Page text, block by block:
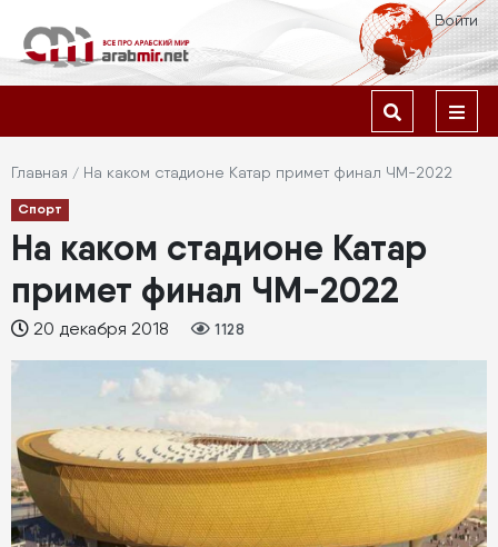
основному
содержанию
Меню
учётной
пользователя
Войти
навигация
Строка
навигации
Главная На каком стадионе Катар примет финал ЧМ-2022
Спорт
На каком стадионе Катар
примет финал ЧМ-2022
20 декабря 2018 1128